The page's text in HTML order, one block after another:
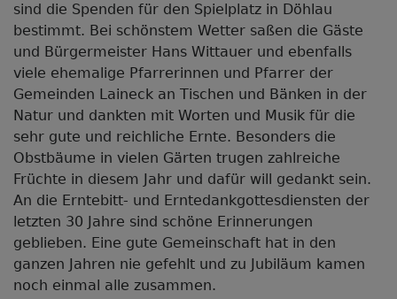
sind die Spenden für den Spielplatz in Döhlau
bestimmt. Bei schönstem Wetter saßen die Gäste
und Bürgermeister Hans Wittauer und ebenfalls
viele ehemalige Pfarrerinnen und Pfarrer der
Gemeinden Laineck an Tischen und Bänken in der
Natur und dankten mit Worten und Musik für die
sehr gute und reichliche Ernte. Besonders die
Obstbäume in vielen Gärten trugen zahlreiche
Früchte in diesem Jahr und dafür will gedankt sein.
An die Erntebitt- und Erntedankgottesdiensten der
letzten 30 Jahre sind schöne Erinnerungen
geblieben. Eine gute Gemeinschaft hat in den
ganzen Jahren nie gefehlt und zu Jubiläum kamen
noch einmal alle zusammen.